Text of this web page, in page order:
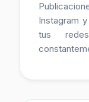
Instagram
tus